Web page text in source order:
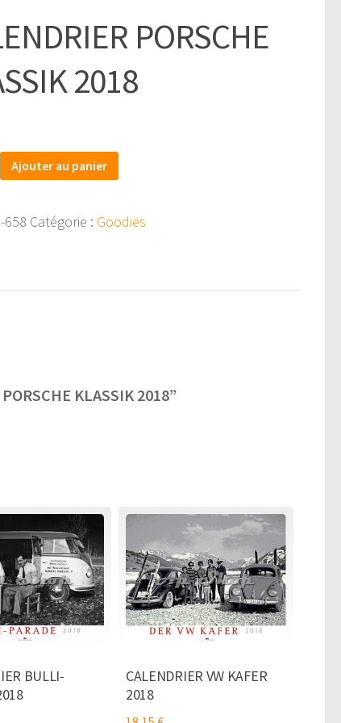
PORSCHE
2018
Ajouter au panier
658 Catégorie : Goodies
KLASSIK 2018”
BULLI-
CALENDRIER VW KAFER
2018